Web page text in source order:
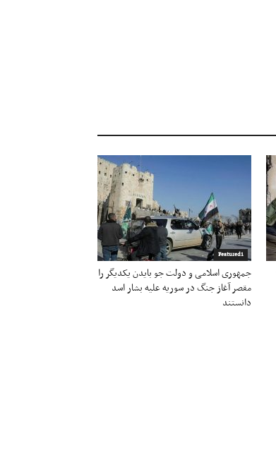
Featured1
جمهوری اسلامی و دولت جو بایدن یکدیگر را
مقصر آغاز جنگ در سوریه علیه بشار اسد
دانستند